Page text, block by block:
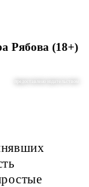
Рябова (18+)